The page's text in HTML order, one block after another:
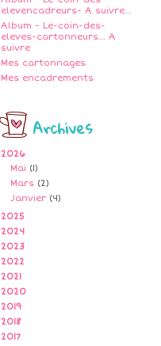
elevencadreurs- A suivre...
Album - Le-coin-des-
eleves-cartonneurs... A
suivre
Mes cartonnages
Mes encadrements
Archives
2026
Mai (1)
Mars (2)
Janvier (4)
2025
2024
2023
2022
2021
2020
2019
2018
2017